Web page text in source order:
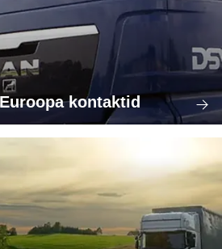
kontaktid